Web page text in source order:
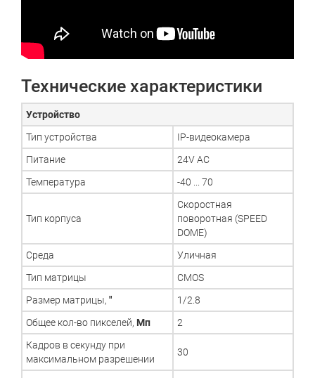
Технические характеристики
Устройство
Тип устройства
IP-видеокамера
Питание
24V AC
Температура
-40 ... 70
Тип корпуса
Скоростная
поворотная (SPEED
DOME)
Среда
Уличная
Тип матрицы
CMOS
Размер матрицы, "
1/2.8
Общее кол-во пикселей, Мп
2
Кадров в секунду при
максимальном разрешении
30